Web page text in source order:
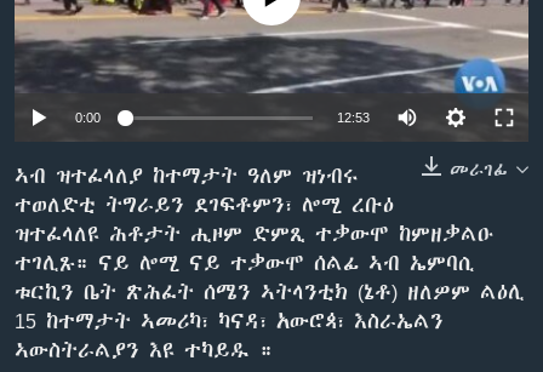
ቂሔ ጽልሚ
ቋንቋታት
0:00 12:53
መራገፊ
ኣብ ዝተፈላለያ ከተማታት ዓለም ዝነብሩ
ተወለድቲ ትግራይን ደገፍቶምን፣ ሎሚ ረቡዕ
ዝተፈላለዩ ሕቶታት ሒዞም ድምጺ ተቃውሞ ከምዘቃልዑ
ተገሊጹ። ናይ ሎሚ ናይ ተቃውሞ ሰልፊ ኣብ ኤምባሲ
ቱርኪን ቤት ጽሕፈት ሰሜን ኣትላንቲክ (ኔቶ) ዘለዎም ልዕሊ
15 ከተማታት ኣመሪካ፣ ካናዳ፣ አውሮጳ፣ እስራኤልን
ኣውስትራልያን እዩ ተካይዱ ።